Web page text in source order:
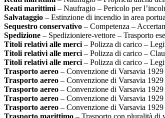
Reati marittimi – Naufragio – Pericolo per
Salvataggio – Estinzione di incendio in area
Sequestro conservativo – Competenza –
Spedizione – Spedizioniere-vettore – Trasporto
Titoli relativi alle merci – Polizza di carico –
Titoli relativi alle merci – Polizza di carico –
Titoli relativi alle merci – Polizza di carico –
Trasporto aereo – Convenzione di Varsavia
Trasporto aereo – Convenzione di Varsavia
Trasporto aereo – Convenzione di Varsavia
Trasporto aereo – Convenzione di Varsavia
Trasporto aereo – Convenzione di Varsavia
Trasporto marittimo – Trasporto con pluralità di